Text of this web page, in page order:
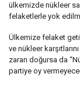
ülkemizde nükleer
felaketlerle yok
Ülkemize felaket
ve nükleer
zararı doğursa da
partiye oy